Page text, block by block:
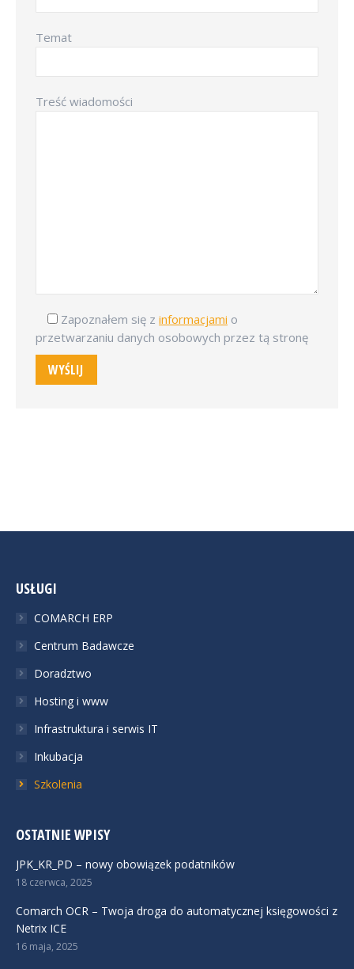
Temat
Treść wiadomości
Zapoznałem się z informacjami o
przetwarzaniu danych osobowych przez tą stronę
USŁUGI
COMARCH ERP
Centrum Badawcze
Doradztwo
Hosting i www
Infrastruktura i serwis IT
Inkubacja
Szkolenia
OSTATNIE WPISY
JPK_KR_PD – nowy obowiązek podatników
18 czerwca, 2025
Comarch OCR – Twoja droga do automatycznej księgowości z
Netrix ICE
16 maja, 2025